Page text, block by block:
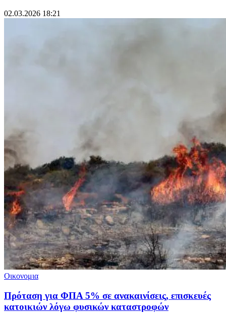
02.03.2026 18:21
Οικονομια
Πρόταση για ΦΠΑ 5% σε ανακαινίσεις, επισκευές
κατοικιών λόγω φυσικών καταστροφών